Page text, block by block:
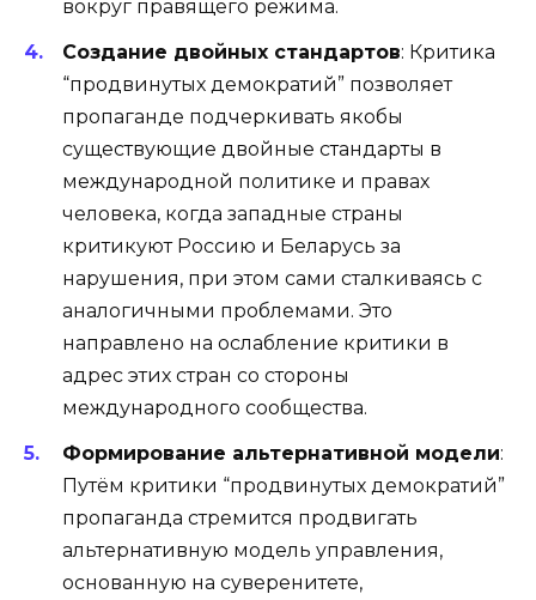
вокруг правящего режима.
Создание двойных стандартов: Критика
“продвинутых демократий” позволяет
пропаганде подчеркивать якобы
существующие двойные стандарты в
международной политике и правах
человека, когда западные страны
критикуют Россию и Беларусь за
нарушения, при этом сами сталкиваясь с
аналогичными проблемами. Это
направлено на ослабление критики в
адрес этих стран со стороны
международного сообщества.
Формирование альтернативной модели:
Путём критики “продвинутых демократий”
пропаганда стремится продвигать
альтернативную модель управления,
основанную на суверенитете,